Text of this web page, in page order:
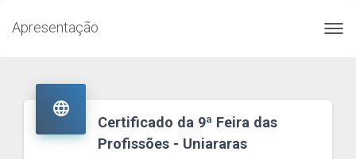
Apresentação

Certificado da 9ª Feira das
Profissões - Uniararas